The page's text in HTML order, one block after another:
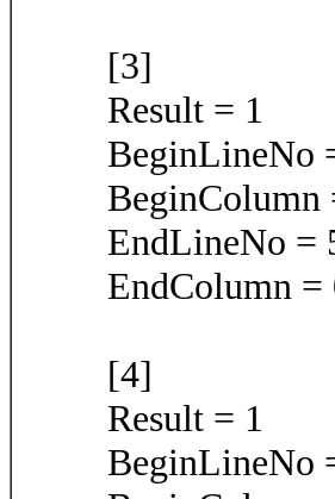
[3]
Result = 1
BeginLineNo
BeginColumn
EndLineNo =
EndColumn =
[4]
Result = 1
BeginLineNo